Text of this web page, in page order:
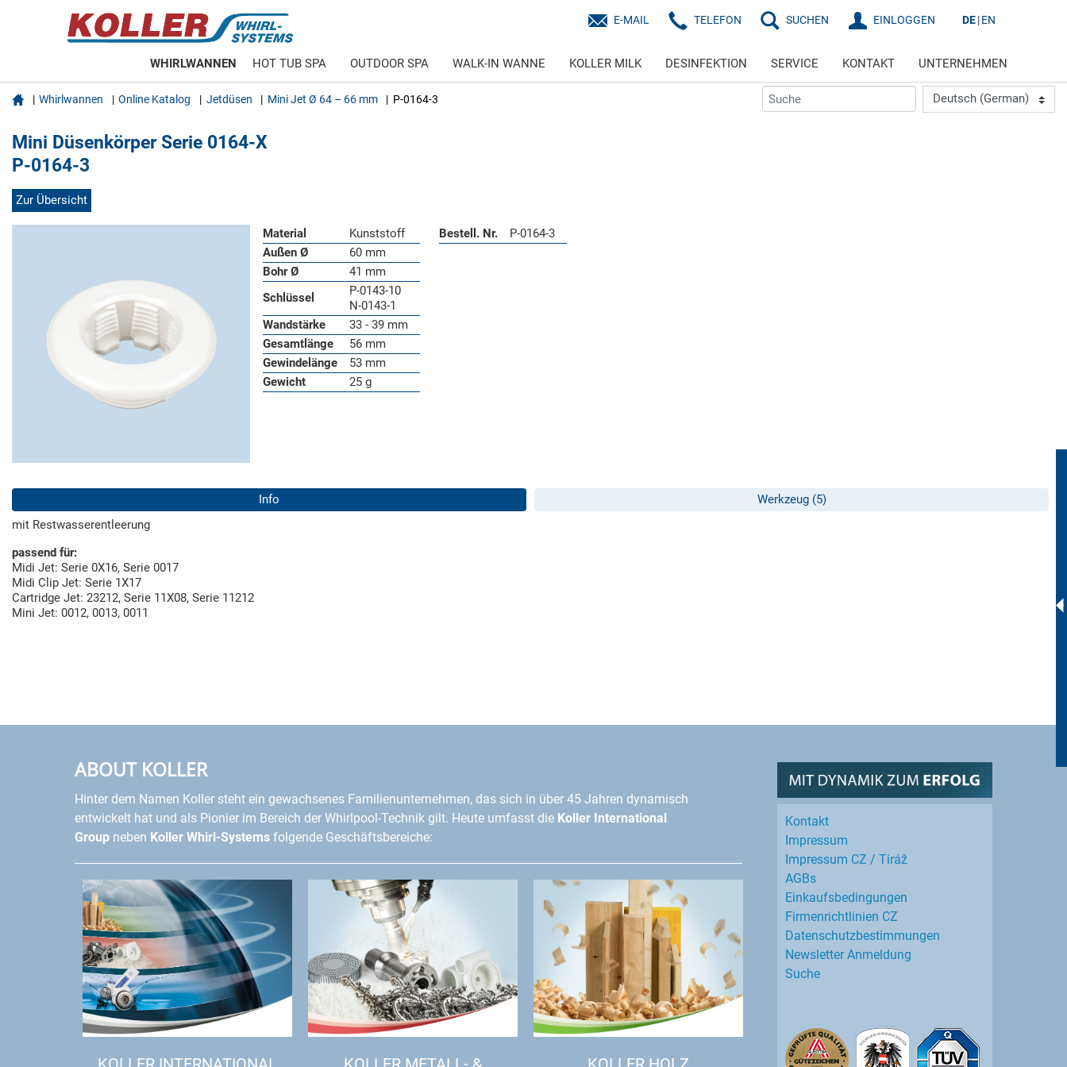
E-MAIL TELEFON SUCHEN EINLOGGEN DE EN
WHIRLWANNEN HOT TUB SPA OUTDOOR SPA WALK-IN WANNE KOLLER MILK DESINFEKTION SERVICE KONTAKT UNTERNEHMEN
 Whirlwannen Online Katalog Jetdüsen Mini Jet Ø 64 – 66 mm P-0164-3
Mini Düsenkörper Serie 0164-X
P-0164-3
Zur Übersicht
Material
Kunststoff
Außen Ø
60 mm
Bohr Ø
41 mm
Schlüssel
P-0143-10
N-0143-1
Wandstärke
33 - 39 mm
Gesamtlänge
56 mm
Gewindelänge
53 mm
Gewicht
25 g
Bestell. Nr. P-0164-3
Info
Werkzeug (5)
mit Restwasserentleerung
passend für:
Midi Jet: Serie 0X16, Serie 0017
Midi Clip Jet: Serie 1X17
Cartridge Jet: 23212, Serie 11X08, Serie 11212
Mini Jet: 0012, 0013, 0011
ABOUT KOLLER
Hinter dem Namen Koller steht ein gewachsenes Familienunternehmen, das sich in über 45 Jahren dynamisch
entwickelt hat und als Pionier im Bereich der Whirlpool-Technik gilt. Heute umfasst die Koller International
Group neben Koller Whirl-Systems folgende Geschäftsbereiche:
Kontakt
Impressum
Impressum CZ / Tiráž
AGBs
Einkaufs­bedingungen
Firmenrichtlinien CZ
Datenschutz­bestimmungen
Newsletter Anmeldung
Suche